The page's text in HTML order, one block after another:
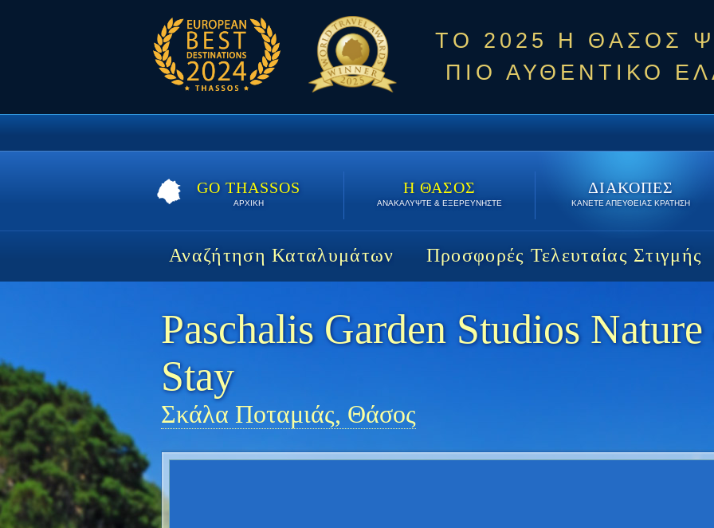
ΤΟ 2025 Η ΘΑΣΟΣ
ΠΙΟ ΑΥΘΕΝΤΙΚΟ
GO THASSOS
ΑΡΧΙΚΗ
Η ΘΑΣΟΣ
ΑΝΑΚΑΛΥΨΤΕ & ΕΞΕΡΕΥΝΗΣΤΕ
ΔΙΑΚΟΠΕΣ
ΚΑΝΕΤΕ ΑΠΕΥΘΕΙΑΣ ΚΡΑΤΗΣΗ
Αναζήτηση Καταλυμάτων Προσφορές Τελευταίας Στιγμής
Paschalis Garden Studios
Stay
Σκάλα Ποταμιάς, Θάσος